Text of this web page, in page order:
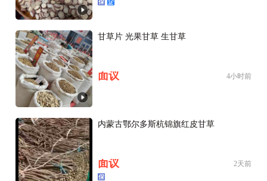
甘草片 光果甘草 生甘草
面议 4小时前
内蒙古鄂尔多斯杭锦旗红皮甘草
面议 2天前